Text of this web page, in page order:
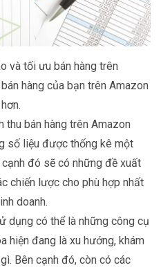
và tối ưu bán hàng trên
hàng của bạn trên Amazon
thu bán hàng trên Amazon
số liệu được thống kê một
đó sẽ có những đề xuất
chiến lược cho phù hợp nhất
doanh.
dụng có thể là những công cụ
hiện đang là xu hướng, khám
Bên cạnh đó, còn có các